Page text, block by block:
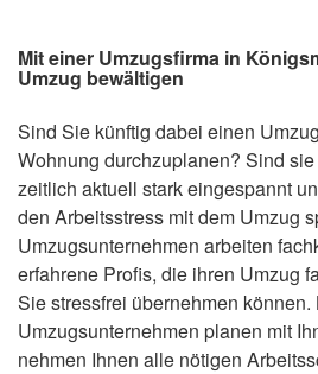
Mit einer Umzugsfirma in
Umzug bewältigen
Sind Sie künftig dabei einen
Wohnung durchzuplanen? Sind
zeitlich aktuell stark eingespannt
den Arbeitsstress mit dem Umzug
Umzugsunternehmen arbeiten
erfahrene Profis, die ihren Umzug
Sie stressfrei übernehmen
Umzugsunternehmen planen mit
nehmen Ihnen alle nötigen